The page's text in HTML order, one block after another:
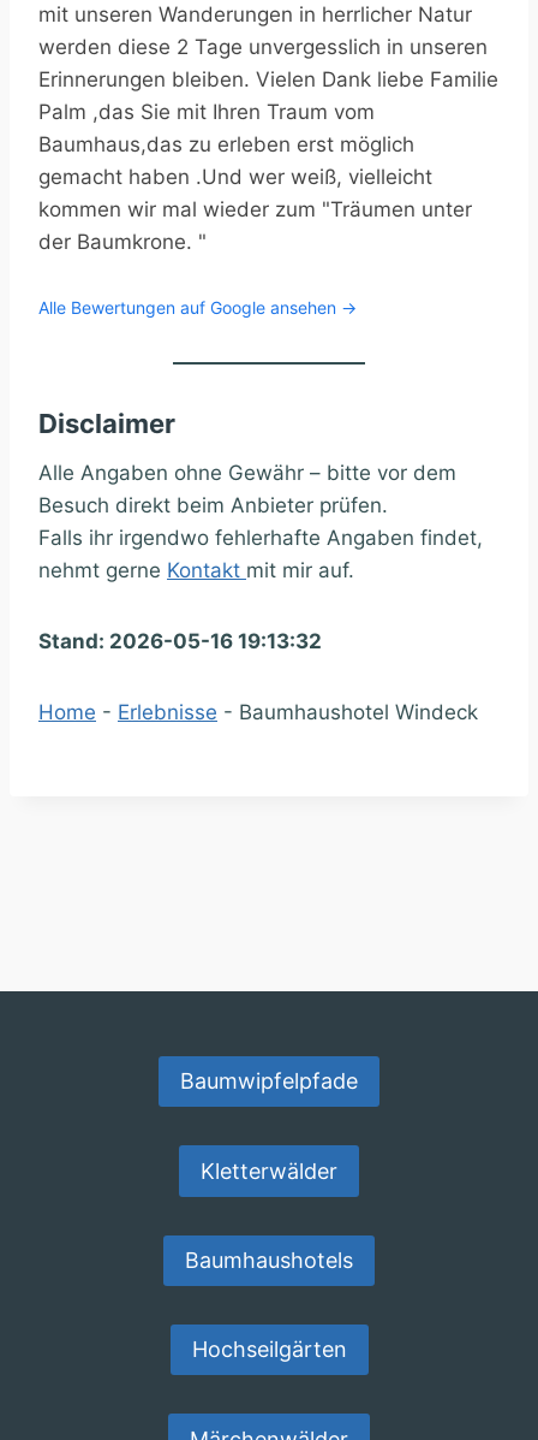
mit unseren Wanderungen in herrlicher Natur
werden diese 2 Tage unvergesslich in unseren
Erinnerungen bleiben. Vielen Dank liebe Familie
Palm ,das Sie mit Ihren Traum vom
Baumhaus,das zu erleben erst möglich
gemacht haben .Und wer weiß, vielleicht
kommen wir mal wieder zum "Träumen unter
der Baumkrone. "
Alle Bewertungen auf Google ansehen →
Disclaimer
Alle Angaben ohne Gewähr – bitte vor dem
Besuch direkt beim Anbieter prüfen.
Falls ihr irgendwo fehlerhafte Angaben findet,
nehmt gerne Kontakt mit mir auf.
Stand: 2026-05-16 19:13:32
Home - Erlebnisse - Baumhaushotel Windeck
Baumwipfelpfade
Kletterwälder
Baumhaushotels
Hochseilgärten